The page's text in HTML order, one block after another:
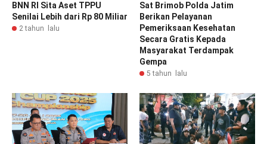
BNN RI Sita Aset TPPU
Senilai Lebih dari Rp 80 Miliar
2 tahun lalu
Sat Brimob Polda Jatim
Berikan Pelayanan
Pemeriksaan Kesehatan
Secara Gratis Kepada
Masyarakat Terdampak
Gempa
5 tahun lalu